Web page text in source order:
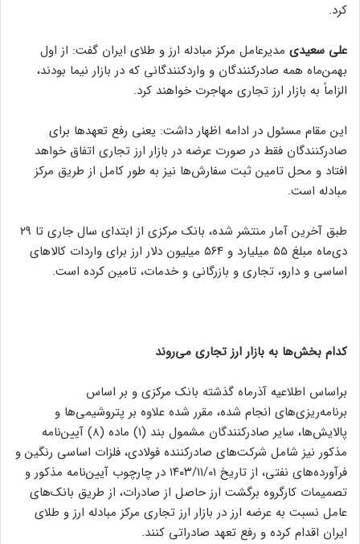
کرد.
علی سعیدی مدیرعامل مرکز مبادله ارز و طلای ایران گفت: از اول
بهمن‌ماه همه صادرکنندگان و واردکنندگانی که در بازار نیما بودند،
الزاماً به بازار ارز تجاری مهاجرت خواهند کرد.
این مقام مسئول در ادامه اظهار داشت: یعنی رفع تعهدها برای
صادرکنندگان فقط در صورت عرضه در بازار ارز تجاری اتفاق خواهد
افتاد و محل تامین ثبت سفارش‌ها نیز به طور کامل از طریق مرکز
مبادله است.
طبق آخرین آمار منتشر شده، بانک مرکزی از ابتدای سال جاری تا ۲۹
دی‌ماه مبلغ ۵۵ میلیارد و ۵۶۴ میلیون دلار ارز برای واردات کالاهای
اساسی و دارو، تجاری و بازرگانی و خدمات، تامین کرده است.
کدام بخش‌ها به بازار ارز تجاری می‌روند
براساس اطلاعیه آذرماه گذشته بانک مرکزی و بر اساس
برنامه‌ریزی‌های انجام شده، مقرر شده علاوه بر پتروشیمی‌ها و
پالایش‌ها، سایر صادرکنندگان مشمول بند (۱) ماده (۸) آیین‌نامه
مذکور نیز شامل شرکت‌های صادرکننده فولادی، فلزات اساسی رنگین و
فرآورده‌های نفتی، از تاریخ ۱۴۰۳/۱۱/۰۱ در چارچوب آیین‌نامه مذکور و
تصمیمات کارگروه برگشت ارز حاصل از صادرات، از طریق بانک‌های
عامل نسبت به عرضه ارز در بازار ارز تجاری مرکز مبادله ارز و طلای
ایران اقدام کرده و رفع تعهد صادراتی کنند.